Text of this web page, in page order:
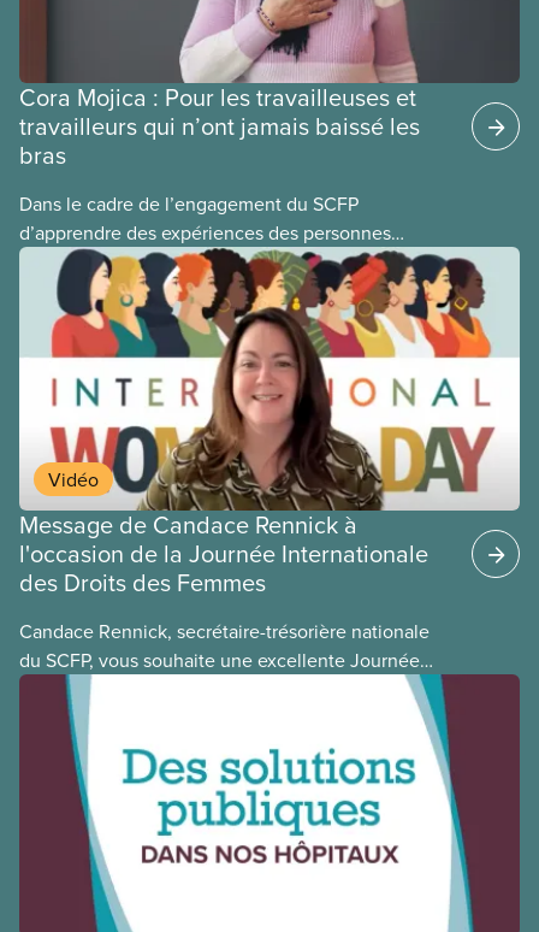
Cora Mojica : Pour les travailleuses et
travailleurs qui n’ont jamais baissé les
bras
Dans le cadre de l’engagement du SCFP
d’apprendre des expériences des personnes
autochtones, noires et racisées, et de célébrer
leurs réussites, nous vous présentons des membres
du Comité national pour la justice raciale et du
Conseil national des Autochtones. L’article de ce
mois-ci présente Cora Mojica, membre du Comité
national pour la justice raciale.
Vidéo
Message de Candace Rennick à
l'occasion de la Journée Internationale
des Droits des Femmes
Candace Rennick, secrétaire-trésorière nationale
du SCFP, vous souhaite une excellente Journée
Internationale des Droits des Femmes.